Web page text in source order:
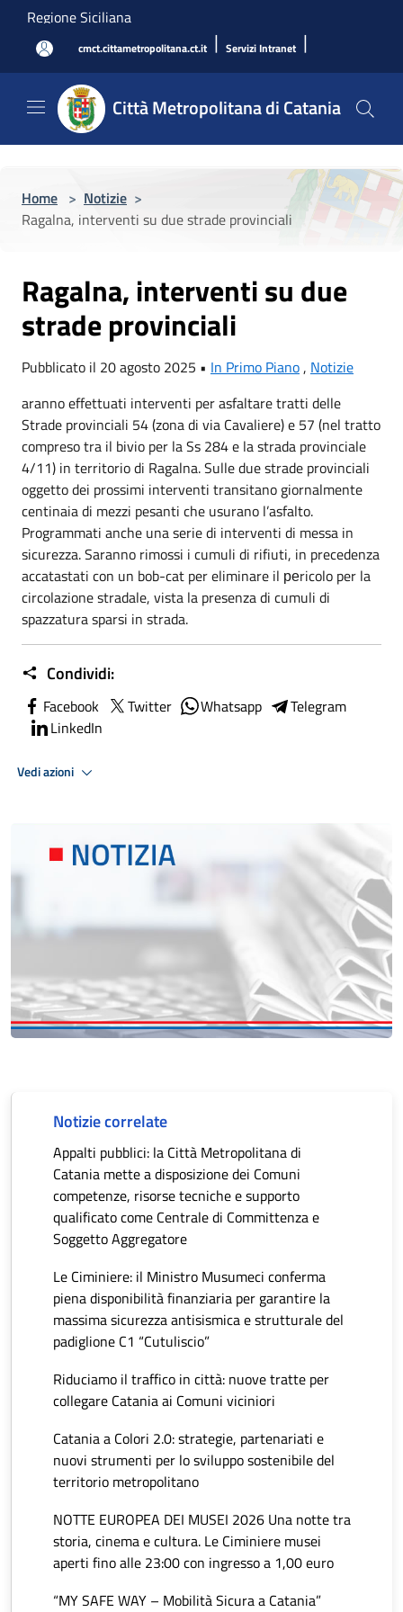
Salta al contenuto principale
Regione Siciliana
cmct.cittametropolitana.ct.it | Servizi Intranet |
Città Metropolitana di Catania
Home > Notizie >
Ragalna, interventi su due strade provinciali
Ragalna, interventi su due
strade provinciali
Pubblicato il 20 agosto 2025 • In Primo Piano, Notizie
aranno effettuati interventi per asfaltare tratti delle
Strade provinciali 54 (zona di via Cavaliere) e 57 (nel tratto
compreso tra il bivio per la Ss 284 e la strada provinciale
4/11) in territorio di Ragalna. Sulle due strade provinciali
oggetto dei prossimi interventi transitano giornalmente
centinaia di mezzi pesanti che usurano l’asfalto.
Programmati anche una serie di interventi di messa in
sicurezza. Saranno rimossi i cumuli di rifiuti, in precedenza
accatastati con un bob-cat per eliminare il реricolo per la
circolazione stradale, vista la presenza di cumuli di
spazzatura sparsi in strada.
Condividi:
Facebook Twitter Whatsapp
Telegram
LinkedIn
Vedi azioni
Notizie correlate
Appalti pubblici: la Città Metropolitana di
Catania mette a disposizione dei Comuni
competenze, risorse tecniche e supporto
qualificato come Centrale di Committenza e
Soggetto Aggregatore
Le Ciminiere: il Ministro Musumeci conferma
piena disponibilità finanziaria per garantire la
massima sicurezza antisismica e strutturale del
padiglione C1 “Cutuliscio”
Riduciamo il traffico in città: nuove tratte per
collegare Catania ai Comuni viciniori
Catania a Colori 2.0: strategie, partenariati e
nuovi strumenti per lo sviluppo sostenibile del
territorio metropolitano
NOTTE EUROPEA DEI MUSEI 2026 Una notte tra
storia, cinema e cultura. Le Ciminiere musei
aperti fino alle 23:00 con ingresso a 1,00 euro
“MY SAFE WAY – Mobilità Sicura a Catania”